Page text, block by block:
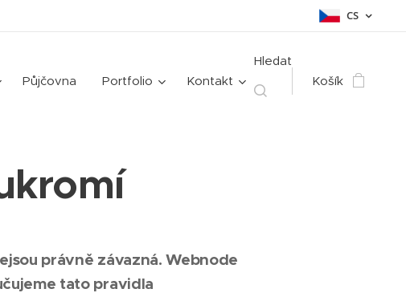
CS
Půjčovna Portfolio Kontakt
Hledat
Košík
právně závazná. Webnode
tato pravidla